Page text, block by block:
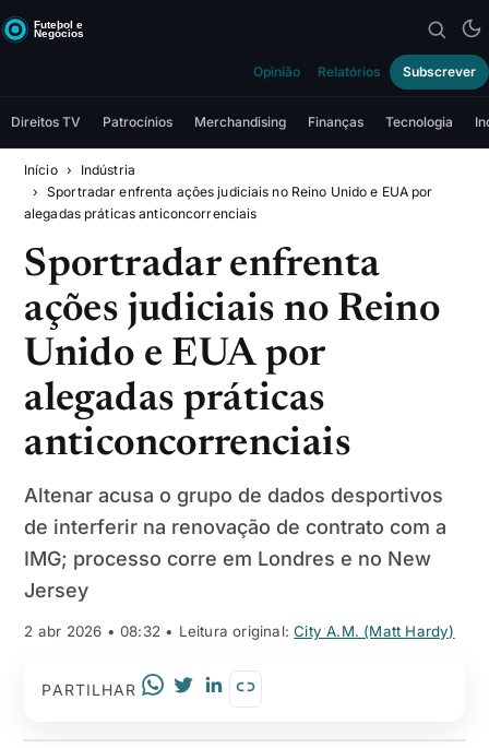
Opinião Relatórios Subscrever
Direitos TV Patrocínios Merchandising Finanças Tecnologia
Início
Indústria
Sportradar enfrenta ações judiciais no Reino Unido e EUA por
alegadas práticas anticoncorrenciais
Sportradar enfrenta
ações judiciais no Reino
Unido e EUA por
alegadas práticas
anticoncorrenciais
Altenar acusa o grupo de dados desportivos
de interferir na renovação de contrato com a
IMG; processo corre em Londres e no New
Jersey
2 abr 2026 • 08:32 • Leitura original:City A.M. (Matt Hardy)
PARTILHAR